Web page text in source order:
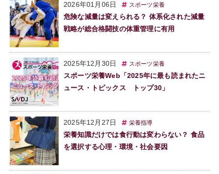
2026年01月06日 スポーツ栄養
危険な減量は変えられる？ 体系化された減量
戦略が総合格闘技の体重管理に有用
2025年12月30日 スポーツ栄養
スポーツ栄養Web「2025年に最も読まれたニ
ュース・トピックス トップ30」
2025年12月27日 栄養指導
栄養知識だけでは食行動は変わらない？ 食品
を選択する心理・環境・社会要因